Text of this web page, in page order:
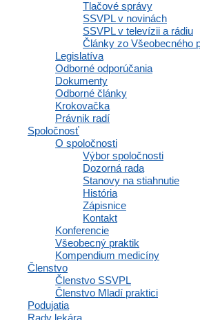
Tlačové správy
SSVPL v novinách
SSVPL v televízii a rádiu
Články zo Všeobecného
Legislatíva
Odborné odporúčania
Dokumenty
Odborné články
Krokovačka
Právnik radí
Spoločnosť
O spoločnosti
Výbor spoločnosti
Dozorná rada
Stanovy na stiahnutie
História
Zápisnice
Kontakt
Konferencie
Všeobecný praktik
Kompendium medicíny
Členstvo
Členstvo SSVPL
Členstvo Mladí praktici
Podujatia
Rady lekára
SLOVENSKÁ
SPOLOČNOSŤ
VŠEOBECNÉHO
PRAKTICKÉHO
LEKÁRSTVA
Business Center Polianky (BCP)
Polianky 5, 841 01 Bratislava
DIČ: 2020971502
Členstvo